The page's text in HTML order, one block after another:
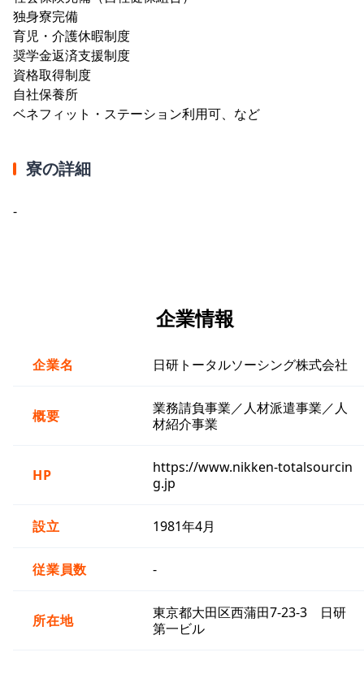
独身寮完備
育児・介護休暇制度
奨学金返済支援制度
資格取得制度
自社保養所
ベネフィット・ステーション利用可、など
寮の詳細
-
企業情報
企業名 日研トータルソーシング株式会社
概要
業務請負事業／人材派遣事業／人
材紹介事業
HP
https://www.nikken-totalsourcin
g.jp
設立 1981年4月
従業員数 -
所在地
東京都大田区西蒲田7-23-3 日研
第一ビル